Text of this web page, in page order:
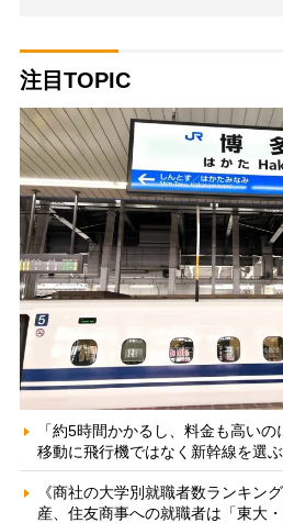
注目TOPIC
「約5時間かかるし、料金も高い
移動に飛行機ではなく新幹線を選
《商社の大学別就職者数ランキン
産、住友商事への就職者は「東大